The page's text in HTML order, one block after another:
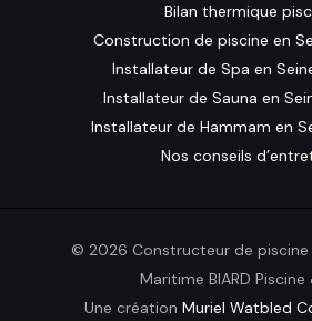
Bilan thermique
Construction de piscine en
Installateur de Spa en
Installateur de Sauna en
Installateur de Hammam en
Nos conseils
© 2026 Constructeur de piscine
Maritime BIARD Piscine
Une création Muriel Watbled